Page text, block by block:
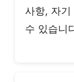
사항, 자
수 있습니